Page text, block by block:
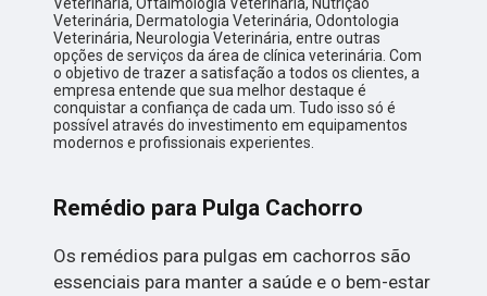
Veterinária, Dermatologia Veterinária, Odontologia
Veterinária, Neurologia Veterinária, entre outras
opções de serviços da área de clínica veterinária. Com
o objetivo de trazer a satisfação a todos os clientes, a
empresa entende que sua melhor destaque é
conquistar a confiança de cada um. Tudo isso só é
possível através do investimento em equipamentos
modernos e profissionais experientes.
Remédio para Pulga Cachorro
Os remédios para pulgas em cachorros são
essenciais para manter a saúde e o bem-estar